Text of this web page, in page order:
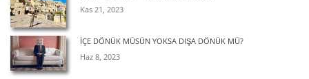
Kas 21, 2023
İÇE DÖNÜK MÜSÜN YOKSA DIŞA DÖNÜK MÜ?
Haz 8, 2023